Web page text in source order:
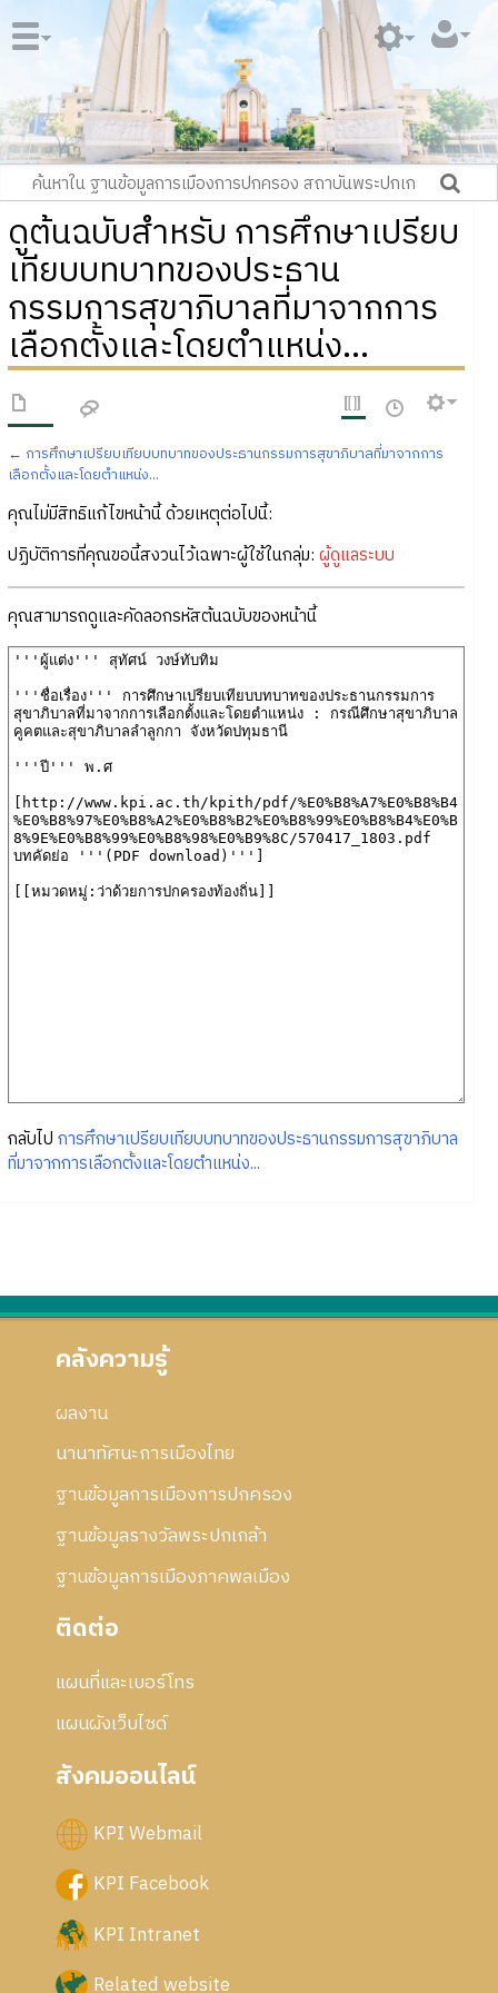
ดูต้นฉบับสำหรับ การศึกษาเปรียบ
เทียบบทบาทของประธาน
กรรมการสุขาภิบาลที่มาจากการ
เลือกตั้งและโดยตำแหน่ง...
← การศึกษาเปรียบเทียบบทบาทของประธานกรรมการสุขาภิบาลที่มาจากการ
เลือกตั้งและโดยตำแหน่ง...
คุณไม่มีสิทธิแก้ไขหน้านี้ ด้วยเหตุต่อไปนี้:
ปฏิบัติการที่คุณขอนี้สงวนไว้เฉพาะผู้ใช้ในกลุ่ม: ผู้ดูแลระบบ
คุณสามารถดูและคัดลอกรหัสต้นฉบับของหน้านี้
กลับไป การศึกษาเปรียบเทียบบทบาทของประธานกรรมการสุขาภิบาล
ที่มาจากการเลือกตั้งและโดยตำแหน่ง...
คลังความรู้
ผลงาน
นานาทัศนะการเมืองไทย
ฐานข้อมูลการเมืองการปกครอง
ฐานข้อมูลรางวัลพระปกเกล้า
ฐานข้อมูลการเมืองภาคพลเมือง
ติดต่อ
แผนที่และเบอร์โทร
แผนผังเว็บไซด์
สังคมออนไลน์
KPI Webmail
KPI Facebook
KPI Intranet
Related website